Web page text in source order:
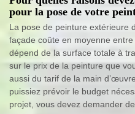
pour la pose de votre
La pose de peinture extérieure
façade coûte en moyenne
dépend de la surface totale à
sur le prix de la peinture que
aussi du tarif de la main
puissiez prévoir le budget
projet, vous devez demander